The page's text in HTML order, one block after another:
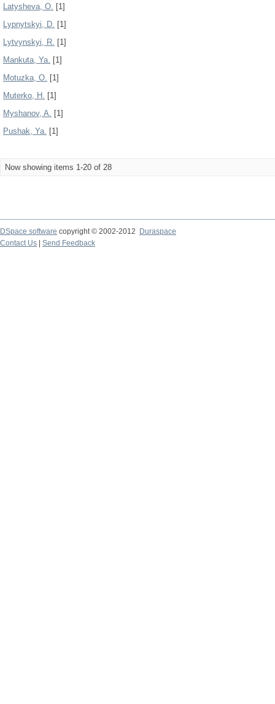
Latysheva, O. [1]
Lypnytskyi, D. [1]
Lytvynskyi, R. [1]
Mankuta, Ya. [1]
Motuzka, О. [1]
Muterko, H. [1]
Myshanov, A. [1]
Pushak, Ya. [1]
Now showing items 1-20 of 28
DSpace software copyright © 2002-2012
Duraspace
Contact Us
Send Feedback